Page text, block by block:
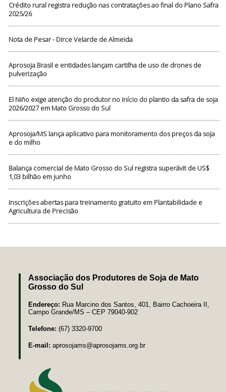
Crédito rural registra redução nas contratações ao final do Plano Safra
2025/26
Nota de Pesar - Dirce Velarde de Almeida
Aprosoja Brasil e entidades lançam cartilha de uso de drones de
pulverização
El Niño exige atenção do produtor no início do plantio da safra de soja
2026/2027 em Mato Grosso do Sul
Aprosoja/MS lança aplicativo para monitoramento dos preços da soja
e do milho
Balança comercial de Mato Grosso do Sul registra superávit de US$
1,03 bilhão em junho
Inscrições abertas para treinamento gratuito em Plantabilidade e
Agricultura de Precisão
Associação dos Produtores de Soja de Mato
Grosso do Sul
Endereço: Rua Marcino dos Santos, 401, Bairro Cachoeira II,
Campo Grande/MS – CEP 79040-902
Telefone: (67) 3320-9700
E-mail: aprosojams@aprosojams.org.br